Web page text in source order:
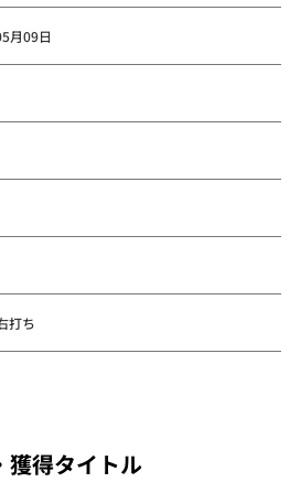
月09日
打ち
獲得タイトル